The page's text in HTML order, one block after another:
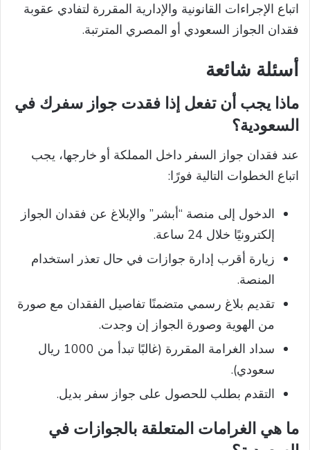
اتباع الإجراءات القانونية والإدارية المقررة لتفادي عقوبة
فقدان الجواز السعودي أو المصري المترتبة.
أسئلة شائعة
ماذا يجب أن تفعل إذا فقدت جواز سفرك في
السعودية؟
عند فقدان جواز السفر داخل المملكة أو خارجها، يجب
اتباع الخطوات التالية فورًا:
الدخول إلى منصة “أبشر” والإبلاغ عن فقدان الجواز
إلكترونيًا خلال 24 ساعة.
زيارة أقرب إدارة جوازات في حال تعذر استخدام
المنصة.
تقديم بلاغ رسمي متضمنًا تفاصيل الفقدان مع صورة
من الهوية وصورة الجواز إن وجدت.
سداد الغرامة المقررة (غالبًا تبدأ من 1000 ريال
سعودي).
التقدم بطلب للحصول على جواز سفر بديل.
ما هي الغرامات المتعلقة بالجوازات في